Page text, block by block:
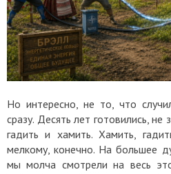
Но интересно, не то, что
сразу. Десять лет готовились, не
гадить и хамить. Хамить,
мелкому, конечно. На большее
мы молча смотрели на весь